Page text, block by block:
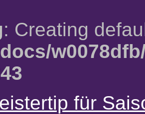
: Creating
für